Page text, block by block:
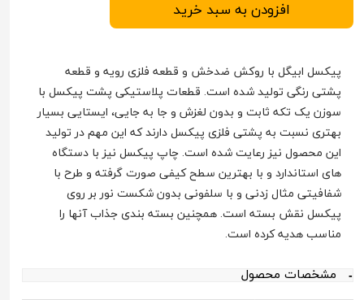
افزودن به سبد خرید
پیکسل ابیگل با روکش ضدخش و قطعه فلزی رویه و قطعه
پشتی رنگی تولید شده است. قطعات پلاستیکی پشت پیکسل با
سوزن یک تکه ثابت و بدون لغزش و جا به جایی، ایستایی بسیار
بهتری نسبت به پشتی فلزی پیکسل دارند که این مهم در تولید
این محصول نیز رعایت شده است. چاپ پیکسل نیز با دستگاه
های استاندارد و با بهترین سطح کیفی صورت گرفته و طرح با
شفافیتی مثال زدنی و با سلفونی بدون شکست نور بر روی
پیکسل نقش بسته است. همچنین بسته بندی جذاب آنها را
مناسب هدیه کرده است.
مشخصات محصول